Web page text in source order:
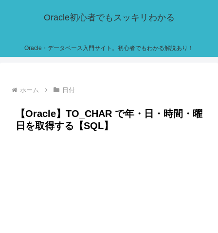
Oracle初心者でもスッキリわかる
Oracle・データベース入門サイト。初心者でもわかる解説あり！
ホーム 日付
【Oracle】TO_CHAR で年・日・時間・曜
日を取得する【SQL】